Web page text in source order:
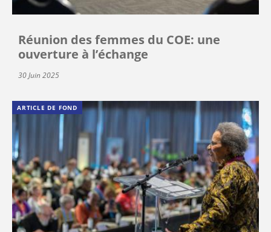
Réunion des femmes du COE: une
ouverture à l’échange
30 Juin 2025
ARTICLE DE FOND